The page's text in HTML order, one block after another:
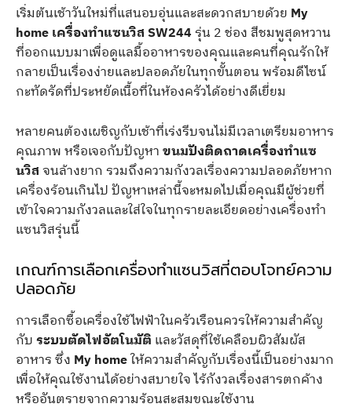
เริ่มต้นเช้าวันใหม่ที่แสนอบอุ่นและสะดวกสบายด้วย My
home เครื่องทำแซนวิส SW244รุ่น 2 ช่อง สีชมพูสุดหวาน
ที่ออกแบบมาเพื่อดูแลมื้ออาหารของคุณและคนที่คุณรักให้
กลายเป็นเรื่องง่ายและปลอดภัยในทุกขั้นตอน พร้อมดีไซน์
กะทัดรัดที่ประหยัดเนื้อที่ในห้องครัวได้อย่างดีเยี่ยม
หลายคนต้องเผชิญกับเช้าที่เร่งรีบจนไม่มีเวลาเตรียมอาหาร
คุณภาพ หรือเจอกับปัญหาขนมปังติดถาดเครื่องทำแซ
นวิสจนล้างยาก รวมถึงความกังวลเรื่องความปลอดภัยหาก
เครื่องร้อนเกินไป ปัญหาเหล่านี้จะหมดไปเมื่อคุณมีผู้ช่วยที่
เข้าใจความกังวลและใส่ใจในทุกรายละเอียดอย่างเครื่องทำ
แซนวิสรุ่นนี้
เกณฑ์การเลือกเครื่องทำแซนวิสที่ตอบโจทย์ความ
ปลอดภัย
การเลือกซื้อเครื่องใช้ไฟฟ้าในครัวเรือนควรให้ความสำคัญ
กับระบบตัดไฟอัตโนมัติ และวัสดุที่ใช้เคลือบผิวสัมผัส
อาหาร ซึ่ง My homeให้ความสำคัญกับเรื่องนี้เป็นอย่างมาก
เพื่อให้คุณใช้งานได้อย่างสบายใจ ไร้กังวลเรื่องสารตกค้าง
หรืออันตรายจากความร้อนสะสมขณะใช้งาน